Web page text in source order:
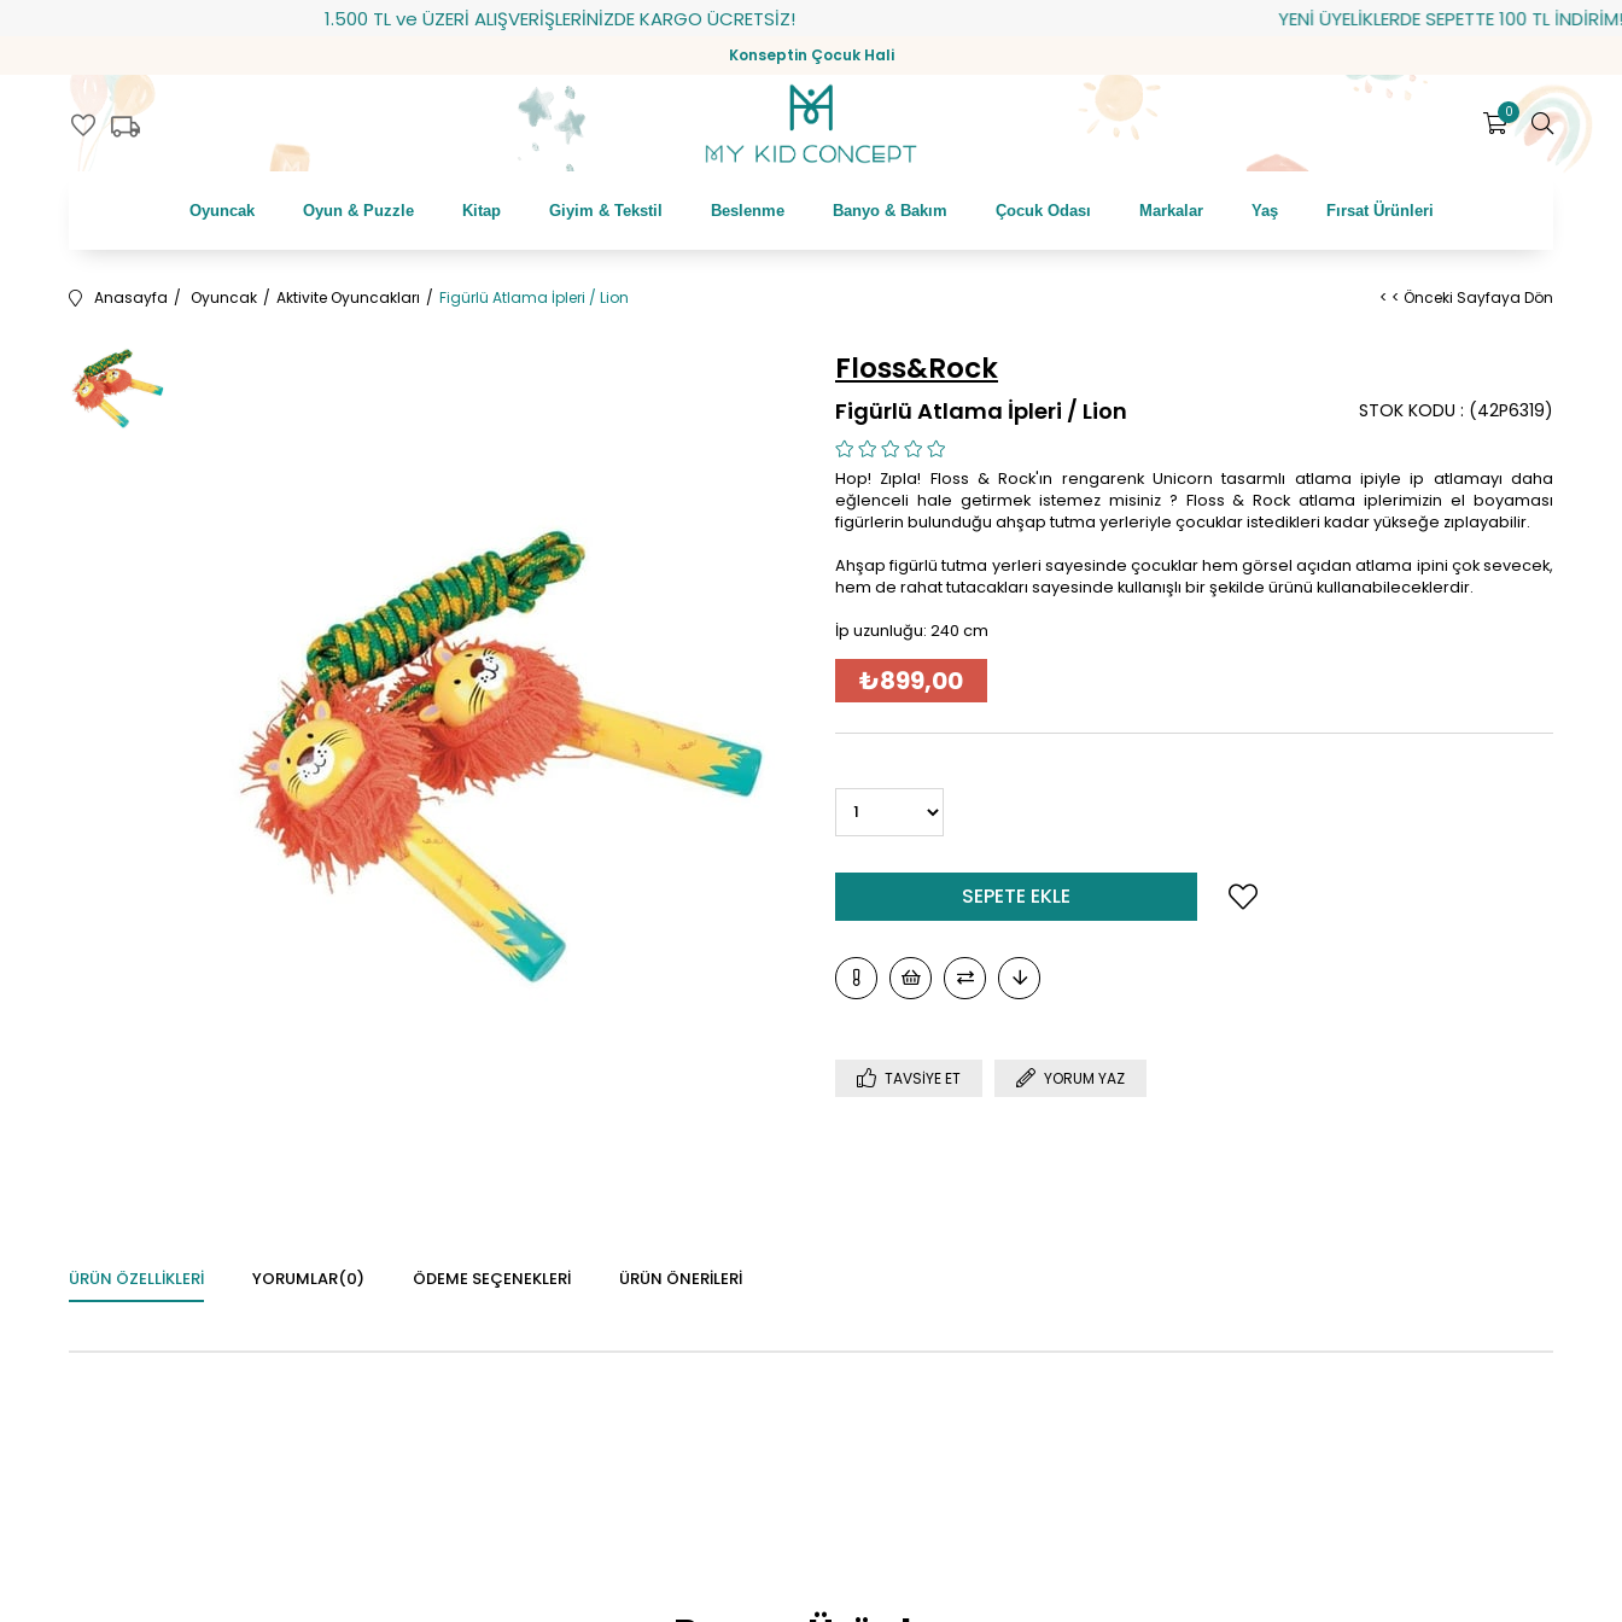
1.500 TL ve ÜZERİ ALIŞVERİŞLERİNİZDE KARGO ÜCRETSİZ! YENİ ÜYELİKLERDE SEPETTE 100 TL İNDİRİM!
Konseptin Çocuk Hali
favorite local_shipping 0
Oyuncak Oyun & Puzzle Kitap Giyim & Tekstil Beslenme Banyo & Bakım Çocuk Odası Markalar Yaş Fırsat Ürünleri
Anasayfa Oyuncak Aktivite Oyuncakları Figürlü Atlama İpleri / Lion < < Önceki Sayfaya Dön
Floss&Rock
Figürlü Atlama İpleri / Lion (42P6319)
STOK KODU
Hop! Zıpla! Floss & Rock'ın rengarenk Unicorn tasarmlı atlama ipiyle ip atlamayı daha
eğlenceli hale getirmek istemez misiniz ? Floss & Rock atlama iplerimizin el boyaması
figürlerin bulunduğu ahşap tutma yerleriyle çocuklar istedikleri kadar yükseğe zıplayabilir.
Ahşap figürlü tutma yerleri sayesinde çocuklar hem görsel açıdan atlama ipini çok sevecek,
hem de rahat tutacakları sayesinde kullanışlı bir şekilde ürünü kullanabileceklerdir.
İp uzunluğu: 240 cm
₺899,00
TAVSIYE ET YORUM YAZ
ÜRÜN ÖZELLIKLERI YORUMLAR(0) ÖDEME SEÇENEKLERI ÜRÜN ÖNERILERI